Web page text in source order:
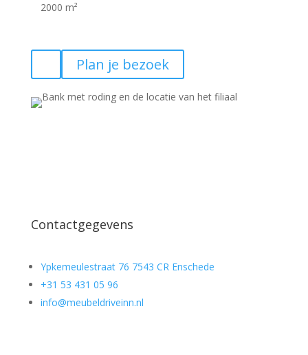
2000 m²
Plan je bezoek
Contactgegevens
Ypkemeulestraat 76 7543 CR Enschede
+31 53 431 05 96
info@meubeldriveinn.nl